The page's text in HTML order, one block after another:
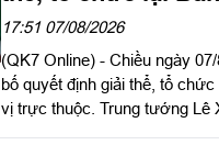
vị trực thuộc
17:51 07/08/2026
(QK7 Online) - Chiều ngày
bố quyết định giải thể, tổ
vị trực thuộc. Trung tướng Lê